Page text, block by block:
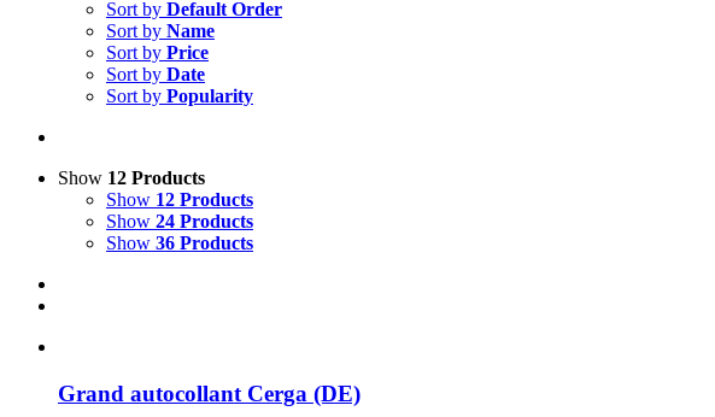
Sort by Default Order
Sort by Name
Sort by Price
Sort by Date
Sort by Popularity
Show 12 Products
Show 12 Products
Show 24 Products
Show 36 Products
Grand autocollant Cerga (DE)